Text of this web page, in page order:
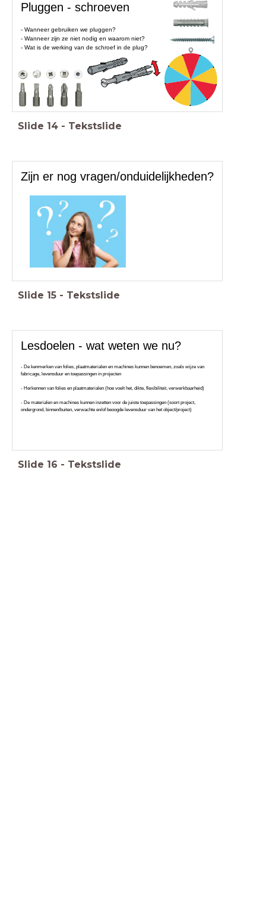
Pluggen - schroeven
- Wanneer gebruiken we pluggen?
- Wanneer zijn ze niet nodig en waarom niet?
- Wat is de werking van de schroef in de plug?
Slide 14 - Tekstslide
Zijn er nog vragen/onduidelijkheden?
Slide 15 - Tekstslide
Lesdoelen - wat weten we nu?
- De kenmerken van folies, plaatmaterialen en machines kunnen benoemen, zoals wijze van
fabricage, levensduur en toepassingen in projecten
- Herkennen van folies en plaatmaterialen (hoe voelt het, dikte, flexibiliteit, verwerkbaarheid)
- De materialen en machines kunnen inzetten voor de juiste toepassingen (soort project,
ondergrond, binnen/buiten, verwachte en/of beoogde levensduur van het object/project)
Slide 16 - Tekstslide